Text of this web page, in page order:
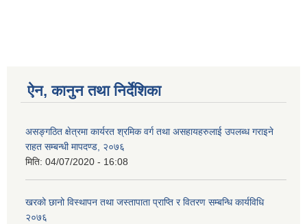
ऐन, कानुन तथा निर्देशिका
असङ्गठित क्षेत्रमा कार्यरत श्रमिक वर्ग तथा असहायहरुलाई उपलब्ध गराइने
राहत सम्बन्धी मापदण्ड, २०७६
मिति: 04/07/2020 - 16:08
खरको छानो विस्थापन तथा जस्तापाता प्राप्ति र वितरण सम्बन्धि कार्यविधि
२०७६